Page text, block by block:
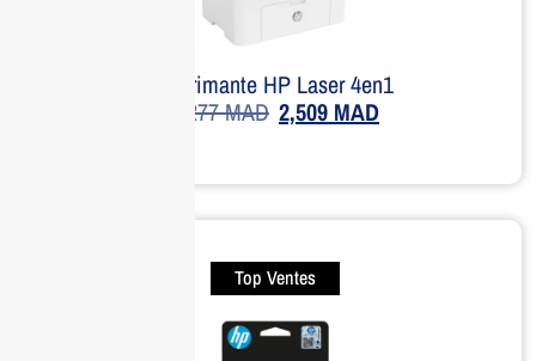
Imprimante HP Laser 4en1
3,277MAD 2,509 MAD
Top Ventes